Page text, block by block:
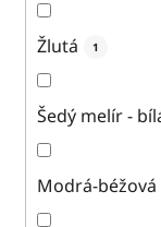
Žlutá 1
Šedý melír -
Modrá-béžová